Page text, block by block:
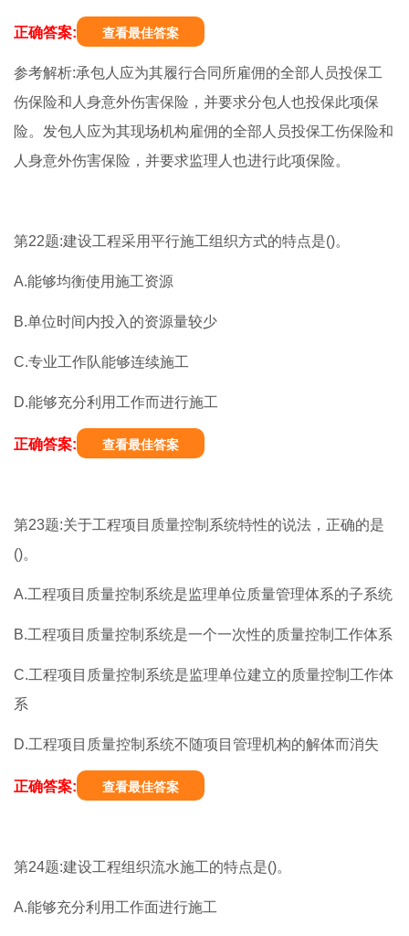
正确答案: 查看最佳答案
参考解析:承包人应为其履行合同所雇佣的全部人员投保工
伤保险和人身意外伤害保险，并要求分包人也投保此项保
险。发包人应为其现场机构雇佣的全部人员投保工伤保险和
人身意外伤害保险，并要求监理人也进行此项保险。
第22题:建设工程采用平行施工组织方式的特点是()。
A.能够均衡使用施工资源
B.单位时间内投入的资源量较少
C.专业工作队能够连续施工
D.能够充分利用工作而进行施工
正确答案: 查看最佳答案
第23题:关于工程项目质量控制系统特性的说法，正确的是
()。
A.工程项目质量控制系统是监理单位质量管理体系的子系统
B.工程项目质量控制系统是一个一次性的质量控制工作体系
C.工程项目质量控制系统是监理单位建立的质量控制工作体
系
D.工程项目质量控制系统不随项目管理机构的解体而消失
正确答案: 查看最佳答案
第24题:建设工程组织流水施工的特点是()。
A.能够充分利用工作面进行施工